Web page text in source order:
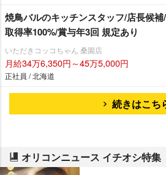
焼鳥バルのキッチンスタッフ/店長候
取得率100%/賞与年3回 規定あり
いただきコッコちゃん 桑園店
月給34万6,350円～45万5,000円
正社員 / 北海道
続きはこち
オリコンニュース イチオシ特集